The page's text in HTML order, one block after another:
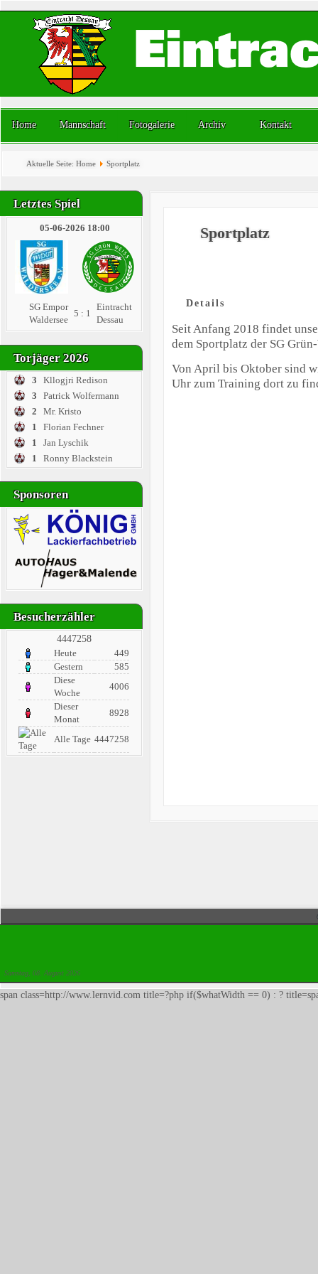
Home Mannschaft Fotogalerie Archiv Kontakt
Aktuelle Seite: Home Sportplatz
Letztes Spiel
05-06-2026 18:00
SG Empor
Waldersee
5 : 1
Eintracht
Dessau
Torjäger 2026
3
Kllogjri Redison
3
Patrick Wolfermann
2
Mr. Kristo
1
Florian Fechner
1
Jan Lyschik
1
Ronny Blackstein
Sponsoren
Besucherzähler
4447258
Heute
449
Gestern
585
Diese
Woche
4006
Dieser
Monat
8928
Alle Tage 4447258
Sportplatz
Details
Seit Anfang 2018 findet
dem Sportplatz der SG
Von April bis Oktober sind
Uhr zum Training dort zu
Samstag, 08. August 2026
span class=http://www.lernvid.com title=?php if($whatWidth == 0) : ?